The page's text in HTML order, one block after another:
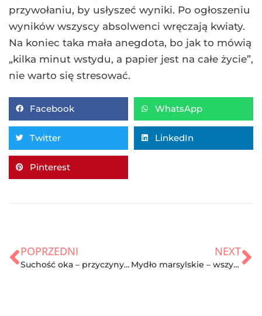
przywołaniu, by usłyszeć wyniki. Po ogłoszeniu
wyników wszyscy absolwenci wręczają kwiaty.
Na koniec taka mała anegdota, bo jak to mówią
„kilka minut wstydu, a papier jest na całe życie”,
nie warto się stresować.
Facebook WhatsApp
Twitter LinkedIn
Pinterest
POPRZEDNI
Suchość oka – przyczyny, objawy i leczenie
NEXT
Mydło marsylskie – wszystko na jego temat